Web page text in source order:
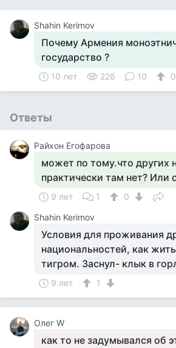
Shahin Kerimov
Почему Армения
государство ?
10 лет 226 10 0
Ответы
Райхон Егофарова
может по тому.что других
практически там нет?
9 лет 1
0
Shahin Kerimov
Условия для проживания
национальностей, как
тигром. Заснул- клык в
9 лет 1
Олег W
как то не задумывался об